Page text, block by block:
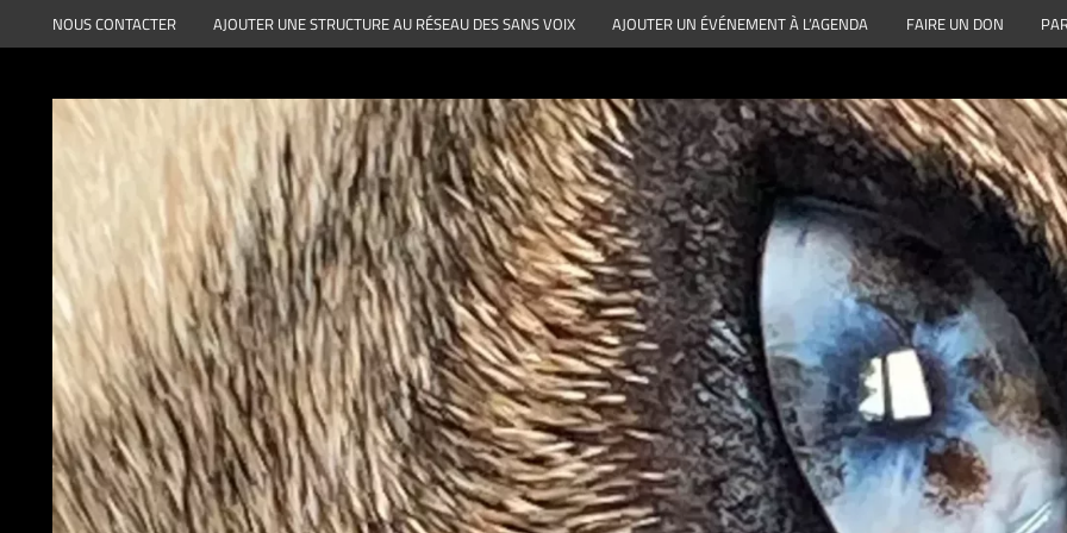
au
NOUS CONTACTER AJOUTER UNE STRUCTURE AU RÉSEAU DES SANS VOIX AJOUTER UN ÉVÉNEMENT À L’AGENDA FAIRE UN DON